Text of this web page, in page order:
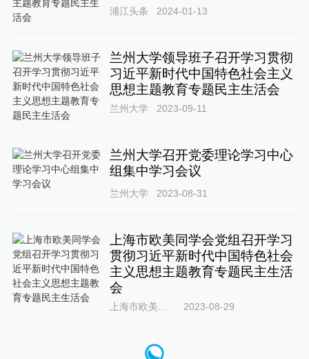
浦江头条 2024-01-13
兰州大学领导班子召开学习贯彻
习近平新时代中国特色社会主义
思想主题教育专题民主生活会
兰州大学 2023-09-11
兰州大学召开党委理论学习中心
组集中学习会议
兰州大学 2023-08-31
上海市欧美同学会党组召开学习
贯彻习近平新时代中国特色社会
主义思想主题教育专题民主生活
会
上海市欧美同学会 2023-08-29